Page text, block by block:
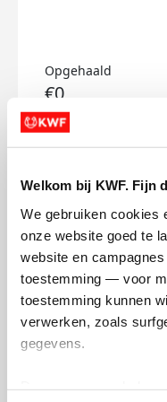
Welkom bij KWF. Fijn
We gebruiken cookies
onze website goed te
website en
toestemming — voor
toestemming kunnen
verwerken, zoals
gegevens.
Opgehaald
€0
Doneer